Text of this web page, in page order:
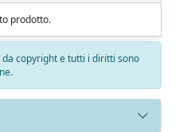
prodotto.
copyright e tutti i diritti sono